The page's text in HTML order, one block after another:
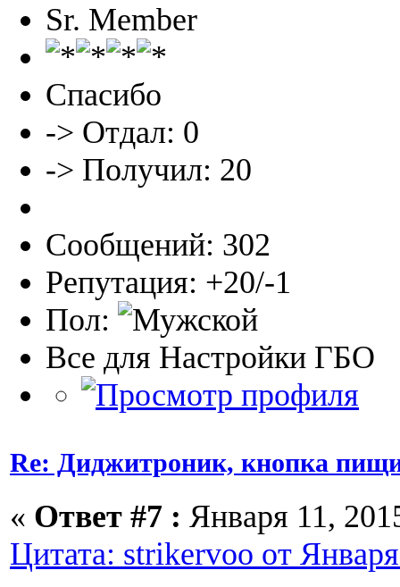
Sr. Member
Спасибо
-> Отдал: 0
-> Получил: 20
Сообщений: 302
Репутация: +20/-1
Пол:
Все для Настройки ГБО
Re: Диджитроник, кнопка
« Ответ #7 : Января 11,
Цитата: strikervoo от